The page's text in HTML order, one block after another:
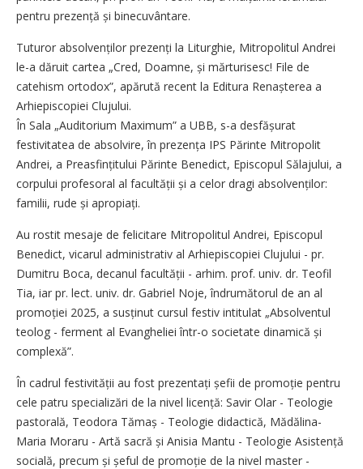
pentru prezență și binecuvântare.
Tuturor absolvenților prezenți la Liturghie, Mitropolitul Andrei
le-a dăruit cartea „Cred, Doamne, și mărturisesc! File de
catehism ortodox”, apărută recent la Editura Renașterea a
Arhiepiscopiei Clujului.
În Sala „Auditorium Maximum” a UBB, s-a desfășurat
festivitatea de absolvire, în prezența IPS Părinte Mitropolit
Andrei, a Preasfințitului Părinte Benedict, Episcopul Sălajului, a
corpului profesoral al facultății și a celor dragi absolvenților:
familii, rude și apropiați.
Au rostit mesaje de felicitare Mitropolitul Andrei, Episcopul
Benedict, vicarul administrativ al Arhiepiscopiei Clujului - pr.
Dumitru Boca, decanul facultății - arhim. prof. univ. dr. Teofil
Tia, iar pr. lect. univ. dr. Gabriel Noje, în­drumătorul de an al
promoției 2025, a sus­ți­nut cursul festiv intitulat „Absolventul
teolog - ferment al Evangheliei într-o societate dinamică și
complexă”.
În cadrul festivității au fost prezentați șefii de promoție pentru
cele patru specializări de la nivel licență: Savir Olar - Teologie
pastorală, Teodora Tămaș - Teologie didactică, Mădălina-
Maria Moraru - Artă sacră și Anisia Mantu - Teologie Asistență
socială, precum și șeful de promoție de la nivel master -